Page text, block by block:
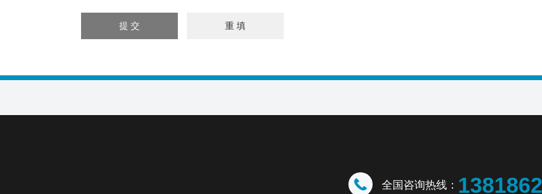
全国咨询热线：